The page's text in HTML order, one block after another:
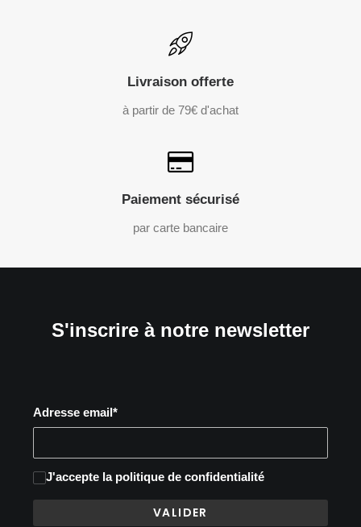
Livraison offerte
à partir de 79€ d'achat
Paiement sécurisé
par carte bancaire
S'inscrire à notre newsletter
Adresse email*
J'accepte la politique de confidentialité